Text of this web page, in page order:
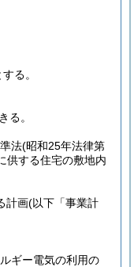
る。
る。
法(昭和25年法律第
供する住宅の敷地内
計画(以下「事業計
ギー電気の利用の